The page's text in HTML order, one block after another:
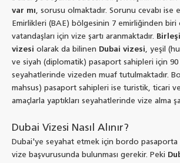
var mı, sorusu olmaktadır. Sorunu cevabı ise
Emirlikleri (BAE) bölgesinin 7 emirliğinden biri
vatandaşları için vize şartı aranmaktadır.
vizesi olarak da bilinen Dubai vizesi, yeşil
ve siyah (diplomatik) pasaport sahipleri için
seyahatlerinde vizeden muaf tutulmaktadır.
mahsus) pasaport sahipleri ise turistik, ticari
amaçlarla yaptıkları seyahatlerinde vize alma
Dubai Vizesi Nasıl Alınır?
Dubai'ye seyahat etmek için bordo pasaporta
vize başvurusunda bulunması gerekir. Peki